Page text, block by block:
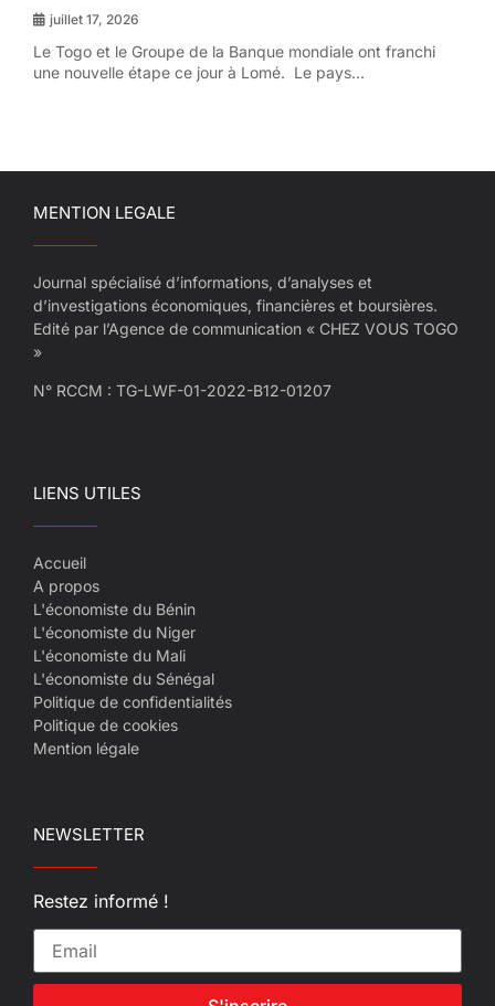
juillet 17, 2026
Le Togo et le Groupe de la Banque mondiale ont franchi
une nouvelle étape ce jour à Lomé. Le pays...
MENTION LEGALE
Journal spécialisé d’informations, d’analyses et
d’investigations économiques, financières et boursières.
Edité par l’Agence de communication « CHEZ VOUS TOGO
»
N° RCCM : TG-LWF-01-2022-B12-01207
LIENS UTILES
Accueil
A propos
L'économiste du Bénin
L'économiste du Niger
L'économiste du Mali
L'économiste du Sénégal
Politique de confidentialités
Politique de cookies
Mention légale
NEWSLETTER
Restez informé !